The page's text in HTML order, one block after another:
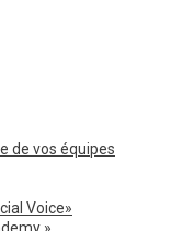
de vos équipes
Voice»
»